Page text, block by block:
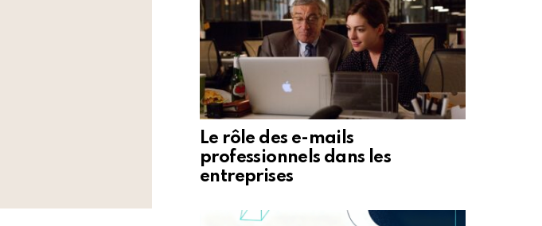
Le rôle des e-mails
professionnels dans les
entreprises